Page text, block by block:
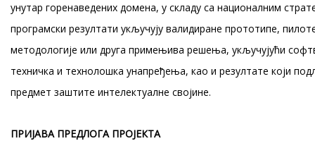
унутар горенаведених домена, у складу са националним
програмски резултати укључују валидиране прототипе,
методологије или друга примењива решења, укључујући
техничка и технолошка унапређења, као и резултате који
предмет заштите интелектуалне својине.
ПРИЈАВА ПРЕДЛОГА ПРОЈЕКТА